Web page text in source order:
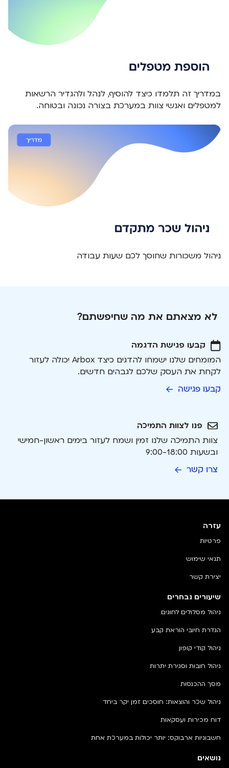
במדריך זה תלמדו כיצד להוסיף, לנהל ולהגדיר הרשאות
למטפלים ואנשי צוות במערכת בצורה נכונה ובטוחה.
ניהול משכורות שחוסך לכם שעות עבודה
לא מצאתם את מה שחיפשתם?
קבעו פגישת הדגמה
המומחים שלנו ישמחו להדגים כיצד Arbox יכולה לעזור
לקחת את העסק שלכם לגבהים חדשים.
קבעו פגישה
פנו לצוות התמיכה
צוות התמיכה שלנו זמין ושמח לעזור בימים ראשון-חמישי
ובשעות 9:00-18:00
צרו קשר
נושאים
שיעורים נבחרים
ניהול מסלולים לחוגים
הגדרת חיובי הוראת קבע
ניהול קודי קופון
ניהול חובות וסגירת יתרות
מסך ההכנסות
ניהול שכר והוצאות: חוסכים זמן יקר ביחד
דוח מכירות ועסקאות
חשבוניות ארבוקס: יותר יכולות במערכת אחת
עזרה
פרטיות
תנאי שימוש
יצירת קשר